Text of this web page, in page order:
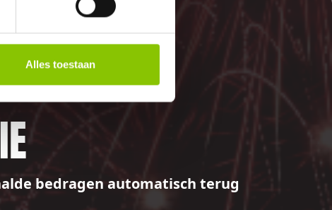
Alles toestaan
bedragen automatisch terug